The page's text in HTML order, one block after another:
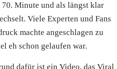
Minute und als längst klar
Viele Experten und Fans
machte angeschlagen zu
eh schon gelaufen war.
dafür ist ein Video, das Viral